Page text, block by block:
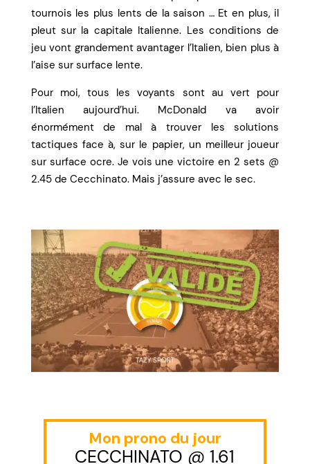
tournois les plus lents de la saison … Et en plus, il
pleut sur la capitale Italienne. Les conditions de
jeu vont grandement avantager l’Italien, bien plus à
l’aise sur surface lente.
Pour moi, tous les voyants sont au vert pour
l’Italien aujourd’hui. McDonald va avoir
énormément de mal à trouver les solutions
tactiques face à, sur le papier, un meilleur joueur
sur surface ocre. Je vois une victoire en 2 sets @
2.45 de Cecchinato. Mais j’assure avec le sec.
Mon prono du jour
CECCHINATO @ 1.61